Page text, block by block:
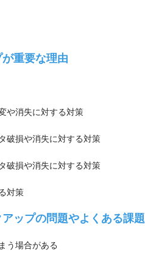
重要な理由
や消失に対する対策
破損や消失に対する対策
破損や消失に対する対策
対策
ップの問題やよくある課題
う場合がある